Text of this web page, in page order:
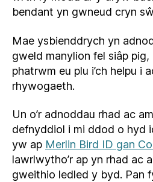
bendant yn gwneud cryn
Mae ysbienddrych yn
gweld manylion fel siâp pig,
phatrwm eu plu i’ch helpu i
rhywogaeth.
Un o’r adnoddau rhad ac
defnyddiol i mi ddod o hyd
yw ap Merlin Bird ID gan
lawrlwytho’r ap yn rhad ac
gweithio ledled y byd. Pan